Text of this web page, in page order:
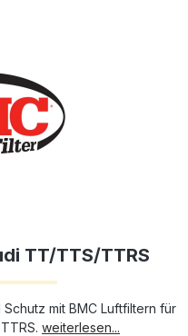
TT/TTS/TTRS
mit BMC Luftfiltern für
weiterlesen...